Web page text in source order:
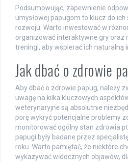
Podsumowując, zapewnienie
umysłowej papugom to klucz do
rozwoju. Warto inwestować w
organizować interaktywne gry oraz
treningi, aby wspierać ich naturalną
Jak dbać o zdrowie
Aby dbać o zdrowie papug, należy
uwagę na kilka kluczowych
weterynaryjne są absolutnie
porę wykryć potencjalne problemy
monitorować ogólny stan zdrowia
papugi były badane przez
roku. Warto pamiętać, że niektóre
wykazywać widocznych objawów,